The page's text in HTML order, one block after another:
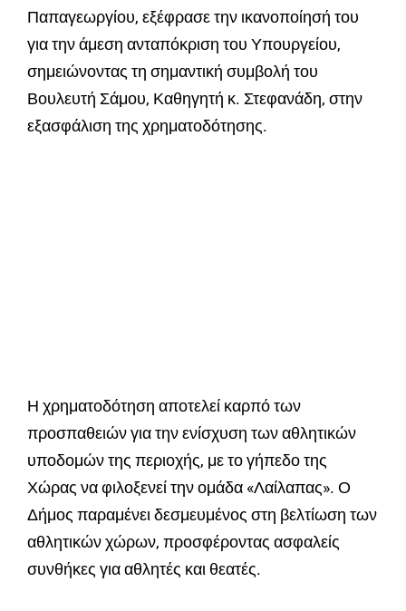
Παπαγεωργίου, εξέφρασε την ικανοποίησή του
για την άμεση ανταπόκριση του Υπουργείου,
σημειώνοντας τη σημαντική συμβολή του
Βουλευτή Σάμου, Καθηγητή κ. Στεφανάδη, στην
εξασφάλιση της χρηματοδότησης.
Η χρηματοδότηση αποτελεί καρπό των
προσπαθειών για την ενίσχυση των αθλητικών
υποδομών της περιοχής, με το γήπεδο της
Χώρας να φιλοξενεί την ομάδα «Λαίλαπας». Ο
Δήμος παραμένει δεσμευμένος στη βελτίωση των
αθλητικών χώρων, προσφέροντας ασφαλείς
συνθήκες για αθλητές και θεατές.